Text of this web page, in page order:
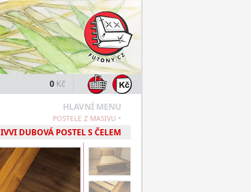
0Kč
HLAVNÍ MENU
POSTELE Z MASIVU •
IVVI DUBOVÁ POSTEL S ČELEM